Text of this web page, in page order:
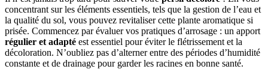
concentrant sur les éléments essentiels, tels que la gestion de l’eau et
la qualité du sol, vous pouvez revitaliser cette plante aromatique si
prisée. Commencez par évaluer vos pratiques d’arrosage : un apport
régulier et adapté est essentiel pour éviter le flétrissement et la
décoloration. N’oubliez pas d’alterner entre des périodes d’humidité
constante et de drainage pour garder les racines en bonne santé.